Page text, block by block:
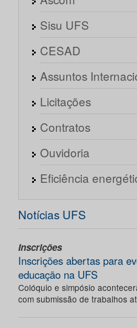
Sisu UFS
CESAD
Assuntos
Licitações
Contratos
Ouvidoria
Eficiência
Notícias UFS
Inscrições
Inscrições abertas para
educação na UFS
Colóquio e simpósio
com submissão de trabalhos